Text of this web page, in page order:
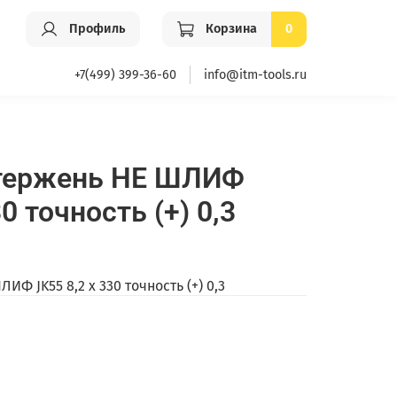
Профиль Корзина 0
+7(499) 399-36-60 info@itm-tools.ru
НЕ ШЛИФ
точность (+) 0,3
JK55 8,2 х 330 точность (+) 0,3